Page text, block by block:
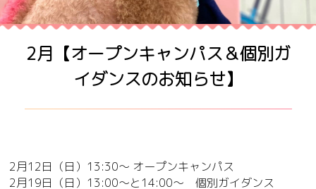
2月【オープンキャンパス＆個別ガ
イダンスのお知らせ】
2月12日（日）13:30〜 オープンキャンパス
2月19日（日）13:00〜と14:00〜 個別ガイダンス